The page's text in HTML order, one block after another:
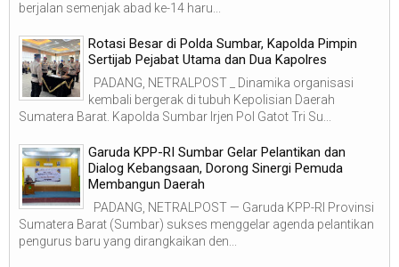
berjalan semenjak abad ke-14 haru...
Rotasi Besar di Polda Sumbar, Kapolda Pimpin
Sertijab Pejabat Utama dan Dua Kapolres
PADANG, NETRALPOST _ Dinamika organisasi
kembali bergerak di tubuh Kepolisian Daerah
Sumatera Barat. Kapolda Sumbar Irjen Pol Gatot Tri Su...
Garuda KPP-RI Sumbar Gelar Pelantikan dan
Dialog Kebangsaan, Dorong Sinergi Pemuda
Membangun Daerah
PADANG, NETRALPOST — Garuda KPP-RI Provinsi
Sumatera Barat (Sumbar) sukses menggelar agenda pelantikan
pengurus baru yang dirangkaikan den...